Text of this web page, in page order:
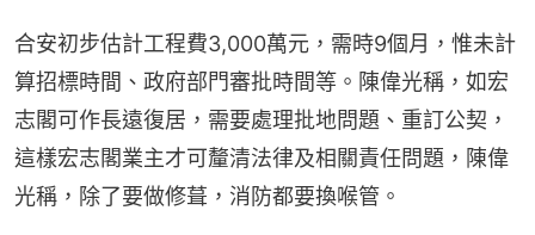
合安初步估計工程費3,000萬元，需時9個月，惟未計
算招標時間、政府部門審批時間等。陳偉光稱，如宏
志閣可作長遠復居，需要處理批地問題、重訂公契，
這樣宏志閣業主才可釐清法律及相關責任問題，陳偉
光稱，除了要做修葺，消防都要換喉管。